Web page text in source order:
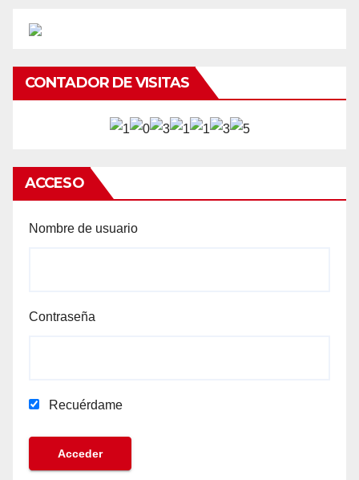
CONTADOR DE VISITAS
ACCESO
Nombre de usuario
Contraseña
Recuérdame